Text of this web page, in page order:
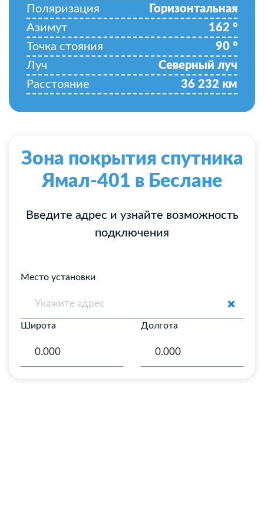
Поляризация
Горизонтальная
Азимут
162 °
Точка стояния
90 °
Луч
Северный луч
Расстояние
36 232 км
Зона покрытия спутника
Ямал-401 в Беслане
Введите адрес и узнайте возможность
подключения
Место установки
Широта Долгота